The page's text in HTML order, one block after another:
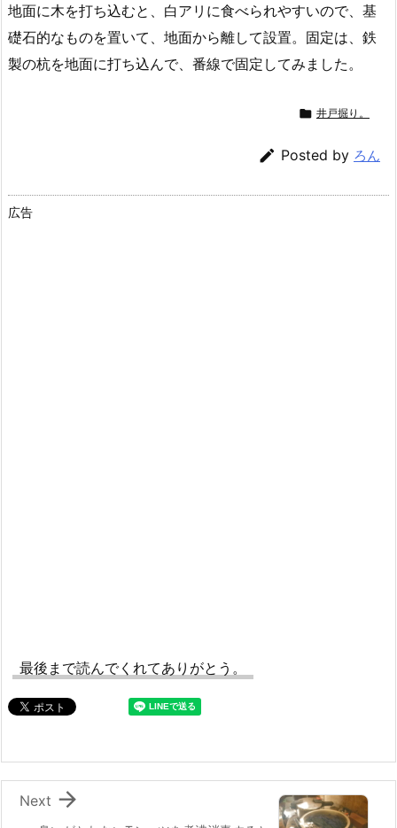
地面に木を打ち込むと、白アリに食べられやすいので、基
礎石的なものを置いて、地面から離して設置。固定は、鉄
製の杭を地面に打ち込んで、番線で固定してみました。
 井戸掘り。
 Posted by ろん
広告
最後まで読んでくれてありがとう。

Next